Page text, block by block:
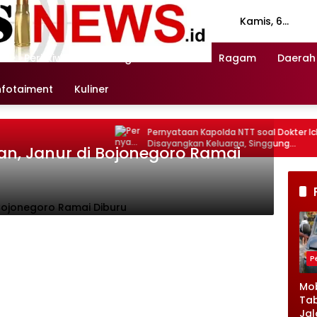
Kamis, 6
Peristiwa Ragam Daerah
Kuliner
Pernyataan Kapolda NTT soal Dokter Icha
Disayangkan Keluarga, Singgung
Pendampingan Ahli Jiwa
Janur di Bojonegoro Ramai